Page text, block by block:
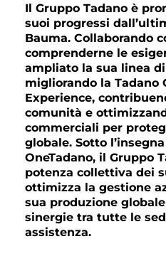
Il Gruppo Tadano è
suoi progressi
Bauma. Collaborando
comprenderne le
ampliato la sua linea
migliorando la Tadano
Experience,
comunità e
commerciali per
globale. Sotto
OneTadano, il Gruppo
potenza collettiva dei
ottimizza la gestione
sua produzione
sinergie tra tutte le
assistenza.